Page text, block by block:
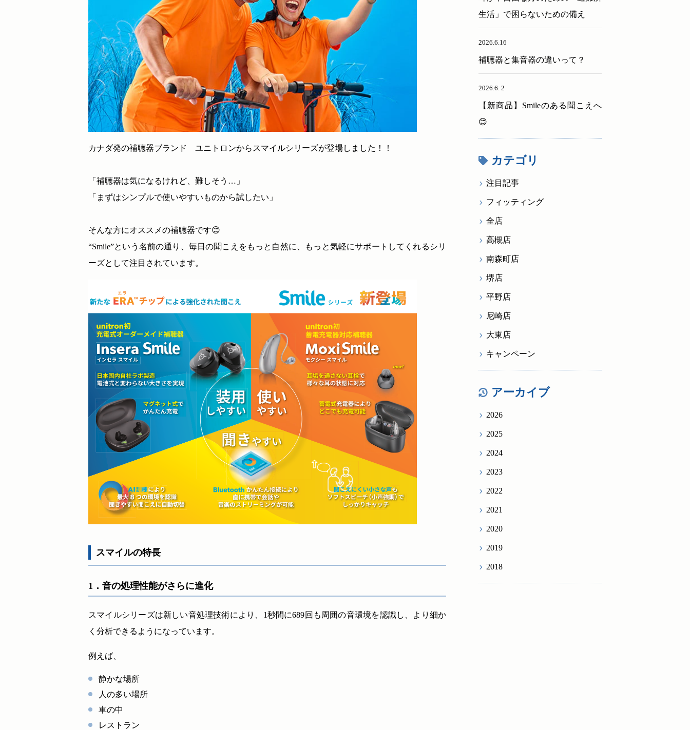
カナダ発の補聴器ブランド ユニトロンからスマイルシリーズが登場しました！！
「補聴器は気になるけれど、難しそう…」
「まずはシンプルで使いやすいものから試したい」
そんな方にオススメの補聴器です😊
“Smile”という名前の通り、毎日の聞こえをもっと自然に、もっと気軽にサポートしてくれるシリ
ーズとして注目されています。
スマイルの特長
1．音の処理性能がさらに進化
スマイルシリーズは新しい音処理技術により、1秒間に689回も周囲の音環境を認識し、より細か
く分析できるようになっています。
例えば、
静かな場所
人の多い場所
車の中
レストラン
生活」で困らないための備え
2026.6.16
補聴器と集音器の違いって？
2026.6. 2
【新商品】Smileのある聞こえへ
😊
カテゴリ
注目記事
フィッティング
全店
高槻店
南森町店
堺店
平野店
尼崎店
大東店
キャンペーン
アーカイブ
2026
2025
2024
2023
2022
2021
2020
2019
2018